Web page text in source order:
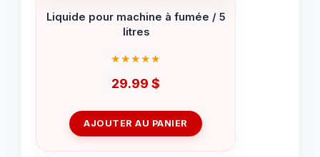
Liquide pour machine à fumée / 5
litres
29.99 $
AJOUTER AU PANIER